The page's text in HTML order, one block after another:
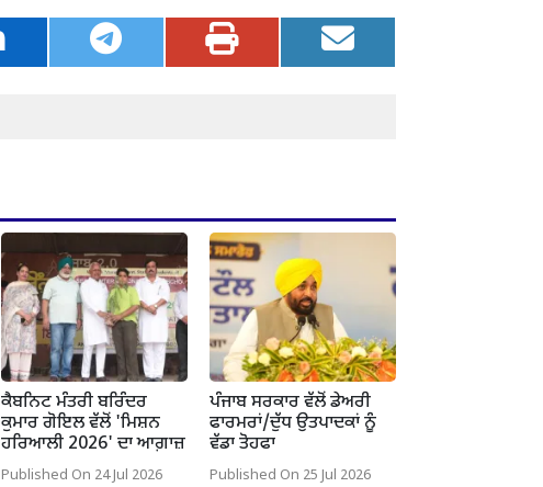
ਕੈਬਨਿਟ ਮੰਤਰੀ ਬਰਿੰਦਰ
ਕੁਮਾਰ ਗੋਇਲ ਵੱਲੋਂ 'ਮਿਸ਼ਨ
ਹਰਿਆਲੀ 2026' ਦਾ ਆਗ਼ਾਜ਼
Published On 24 Jul 2026
ਪੰਜਾਬ ਸਰਕਾਰ ਵੱਲੋਂ ਡੇਅਰੀ
ਫਾਰਮਰਾਂ/ਦੁੱਧ ਉਤਪਾਦਕਾਂ ਨੂੰ
ਵੱਡਾ ਤੋਹਫਾ
Published On 25 Jul 2026